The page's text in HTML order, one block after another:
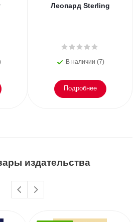
Леопард Sterling
В наличии (7)
Подробнее
издательства